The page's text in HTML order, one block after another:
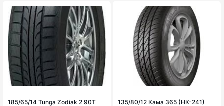
185/65/14 Tunga Zodiak 2 90T
135/80/12 Кама 365 (НК-241)